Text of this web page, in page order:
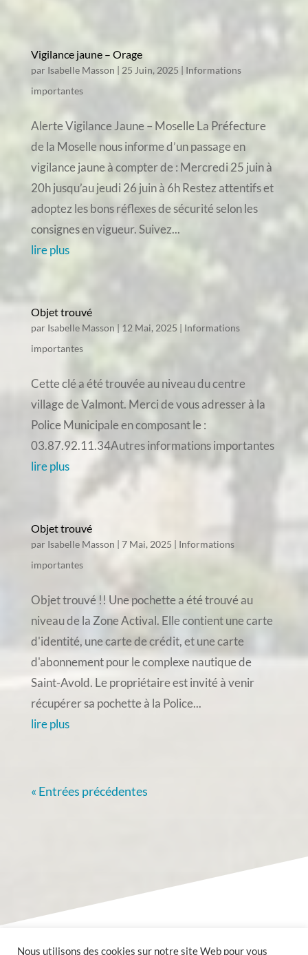
Vigilance jaune – Orage
par Isabelle Masson | 25 Juin, 2025 | Informations
importantes
Alerte Vigilance Jaune – Moselle La Préfecture
de la Moselle nous informe d’un passage en
vigilance jaune à compter de : Mercredi 25 juin à
20h jusqu’au jeudi 26 juin à 6h Restez attentifs et
adoptez les bons réflexes de sécurité selon les
consignes en vigueur. Suivez...
lire plus
Objet trouvé
par Isabelle Masson| 12 Mai, 2025 | Informations
importantes
Cette clé a été trouvée au niveau du centre
village de Valmont. Merci de vous adresser à la
Police Municipale en composant le :
03.87.92.11.34Autres informations importantes
lire plus
Objet trouvé
par Isabelle Masson | 7 Mai, 2025 | Informations
importantes
Objet trouvé !! Une pochette a été trouvé au
niveau de la Zone Actival. Elle contient une carte
d'identité, une carte de crédit, et une carte
d'abonnement pour le complexe nautique de
Saint-Avold. Le propriétaire est invité à venir
récupérer sa pochette à la Police...
lire plus
« Entrées précédentes
Nous utilisons des cookies sur notre site Web pour vous